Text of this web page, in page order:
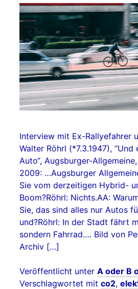
Interview mit Ex-Rallyefahrer
Walter Röhrl (*7.3.1947),
Auto“, Augsburger-
2009: …Augsburger
Sie vom derzeitigen Hybrid-
Boom?Röhrl: Nichts.AA:
Sie, das sind alles nur Autos
und?Röhrl: In der Stadt fährt
sondern Fahrrad.… Bild von
Archiv […]
Veröffentlicht unter A oder B
Verschlagwortet mit co2,